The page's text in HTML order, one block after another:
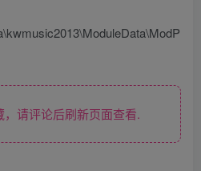
请评论后刷新页面查看.